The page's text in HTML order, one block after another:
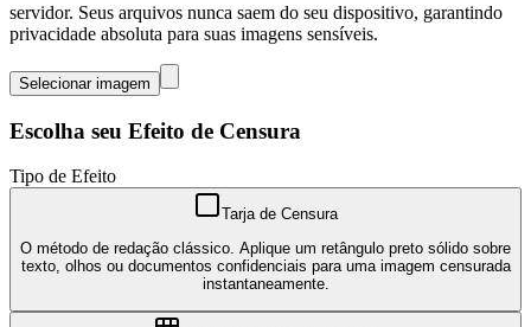
servidor. Seus arquivos nunca saem do seu dispositivo, garantindo
privacidade absoluta para suas imagens sensíveis.
Selecionar imagem
Escolha seu Efeito de Censura
Tipo de Efeito
Tarja de Censura
O método de redação clássico. Aplique um retângulo preto sólido sobre
texto, olhos ou documentos confidenciais para uma imagem censurada
instantaneamente.